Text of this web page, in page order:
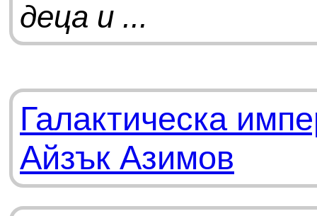
деца и ...
Галактическа
Айзък Азимов